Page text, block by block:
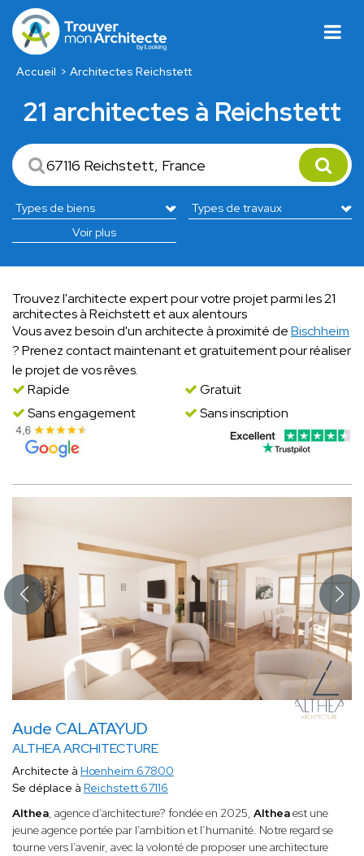
Accueil Architectes Reichstett
21 architectes à Reichstett
Voir plus
Trouvez l'architecte expert pour votre projet parmi les 21
architectes à Reichstett et aux alentours
Vous avez besoin d'un architecte à proximité deBischheim
? Prenez contact maintenant et gratuitement pour réaliser
le projet de vos rêves.
Rapide
Gratuit
Sans engagement
Sans inscription
Aude CALATAYUD
ALTHEA ARCHITECTURE
Architecte à Hœnheim 67800
Se déplace à Reichstett 67116
Althea, agence d’architecture? fondée en 2025, Altheaest une
jeune agence portée par l’ambition et l’humanité. Notre regard se
tourne vers l’avenir, avec la volonté de proposer une architecture